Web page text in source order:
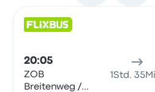
20:05
ZOB
Breitenweg /
1Std.